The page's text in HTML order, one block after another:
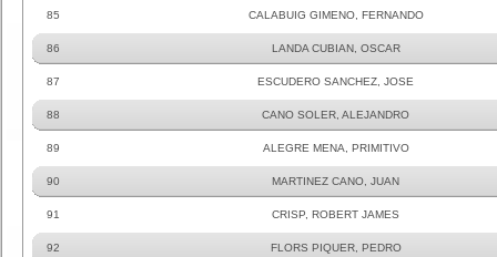
85 CALABUIG GIMENO, FERNANDO
86 LANDA CUBIAN, OSCAR
87 ESCUDERO SANCHEZ, JOSE
88 CANO SOLER, ALEJANDRO
89 ALEGRE MENA, PRIMITIVO
90 MARTINEZ CANO, JUAN
91 CRISP, ROBERT JAMES
92 FLORS PIQUER, PEDRO